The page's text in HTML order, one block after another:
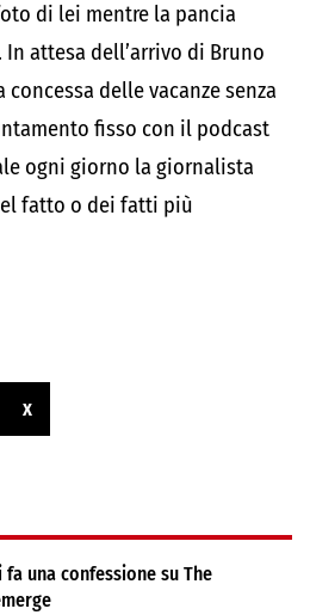
di lei mentre la pancia
In attesa dell’arrivo di Bruno
concessa delle vacanze senza
fisso con il podcast
ogni giorno la giornalista
fatto o dei fatti più
X
fa una confessione su The